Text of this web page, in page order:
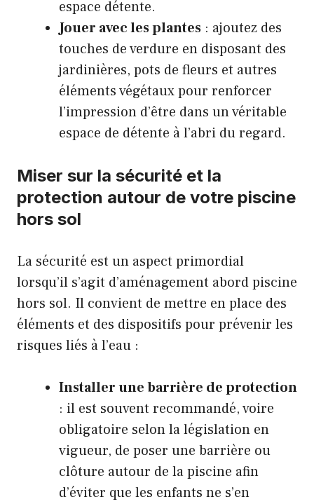
espace détente.
Jouer avec les plantes : ajoutez des
touches de verdure en disposant des
jardinières, pots de fleurs et autres
éléments végétaux pour renforcer
l’impression d’être dans un véritable
espace de détente à l’abri du regard.
Miser sur la sécurité et la
protection autour de votre piscine
hors sol
La sécurité est un aspect primordial
lorsqu’il s’agit d’aménagement abord piscine
hors sol. Il convient de mettre en place des
éléments et des dispositifs pour prévenir les
risques liés à l’eau :
Installer une barrière de protection
: il est souvent recommandé, voire
obligatoire selon la législation en
vigueur, de poser une barrière ou
clôture autour de la piscine afin
d’éviter que les enfants ne s’en